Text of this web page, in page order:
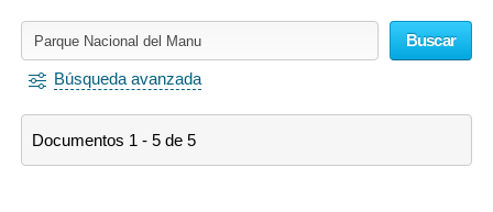
Iniciar sesión
Buscar
Búsqueda avanzada
Documentos 1 - 5 de 5